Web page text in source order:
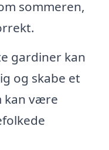
sommeren,
gardiner kan
og skabe et
kan være